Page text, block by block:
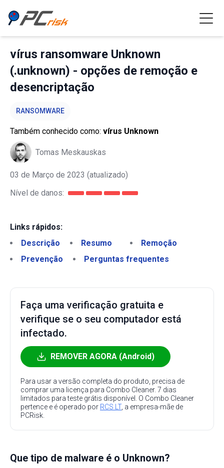
vírus ransomware Unknown
(.unknown) - opções de remoção e
desencriptação
RANSOMWARE
Também conhecido como: vírus Unknown
Tomas Meskauskas
03 de Março de 2023 (atualizado)
Nível de danos:
Links rápidos:
Descrição
Resumo
Remoção
Prevenção
Perguntas frequentes
Faça uma verificação gratuita e
verifique se o seu computador está
infectado.
REMOVER AGORA (Android)
Para usar a versão completa do produto, precisa de
comprar uma licença para Combo Cleaner. 7 dias
limitados para teste grátis disponível. O Combo Cleaner
pertence e é operado por RCS LT, a empresa-mãe de
PCRisk.
Que tipo de malware é o Unknown?